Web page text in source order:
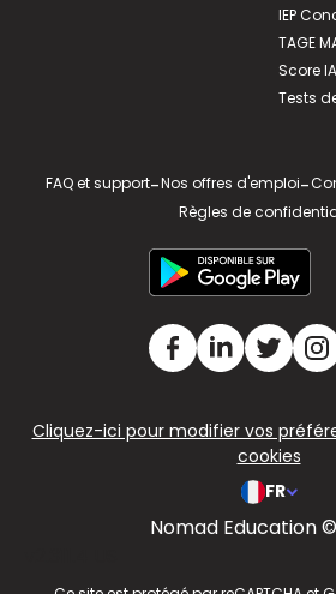
IEP
TAGE
Score
Tests
FAQ et support-Nos offres d'emploi-
Règles de
Cliquez-ici pour modifier vos
cookies
FR
Nomad Education